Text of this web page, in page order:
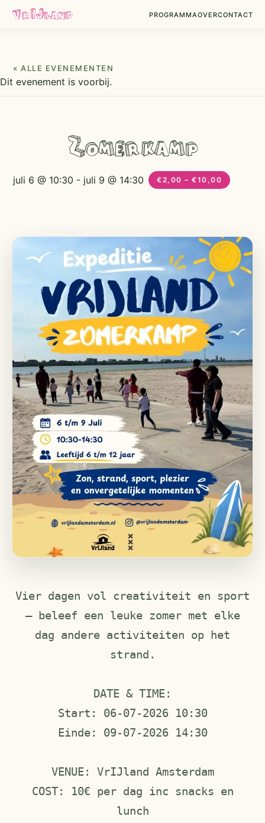
VrIJland PROGRAMMAOVERCONTACT
« ALLE EVENEMENTEN
Dit evenement is voorbij.
Zomerkamp
juli 6 @ 10:30 - juli 9 @ 14:30 €2,00 – €10,00
Vier dagen vol creativiteit en sport
— beleef een leuke zomer met elke
dag andere activiteiten op het
strand.
DATE & TIME:
Start: 06-07-2026 10:30
Einde: 09-07-2026 14:30
VENUE: VrIJland Amsterdam
COST: 10€ per dag inc snacks en
lunch